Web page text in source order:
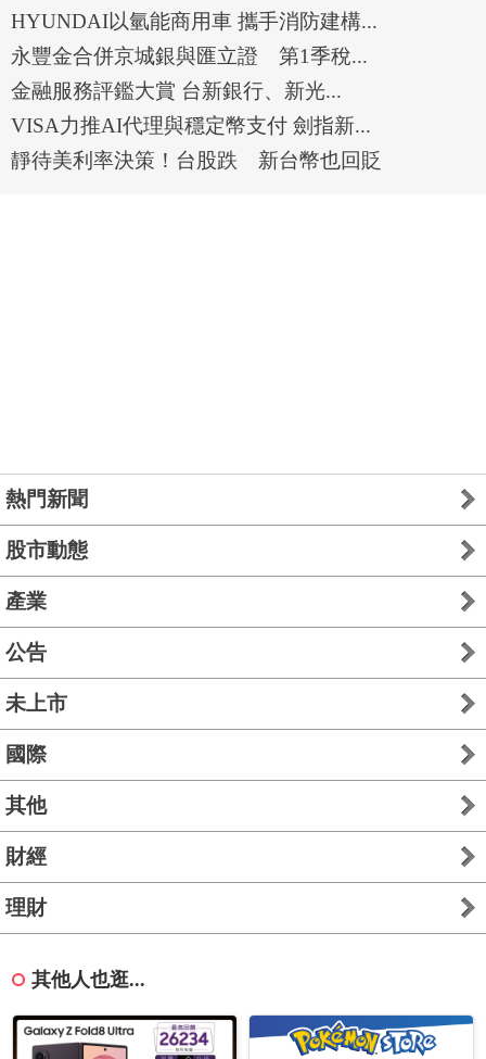
HYUNDAI以氫能商用車 攜手消防建構...
永豐金合併京城銀與匯立證 第1季稅...
金融服務評鑑大賞 台新銀行、新光...
VISA力推AI代理與穩定幣支付 劍指新...
靜待美利率決策！台股跌 新台幣也回貶
熱門新聞
股市動態
產業
公告
未上市
國際
其他
財經
理財
其他人也逛...